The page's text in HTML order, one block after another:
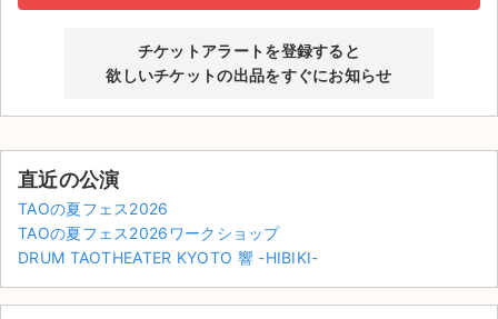
AIに質問する
よくある質問
チケットアラートを登録すると
欲しいチケットの出品をすぐにお知らせ
直近の公演
TAOの夏フェス2026
TAOの夏フェス2026ワークショップ
DRUM TAOTHEATER KYOTO 響 -HIBIKI-